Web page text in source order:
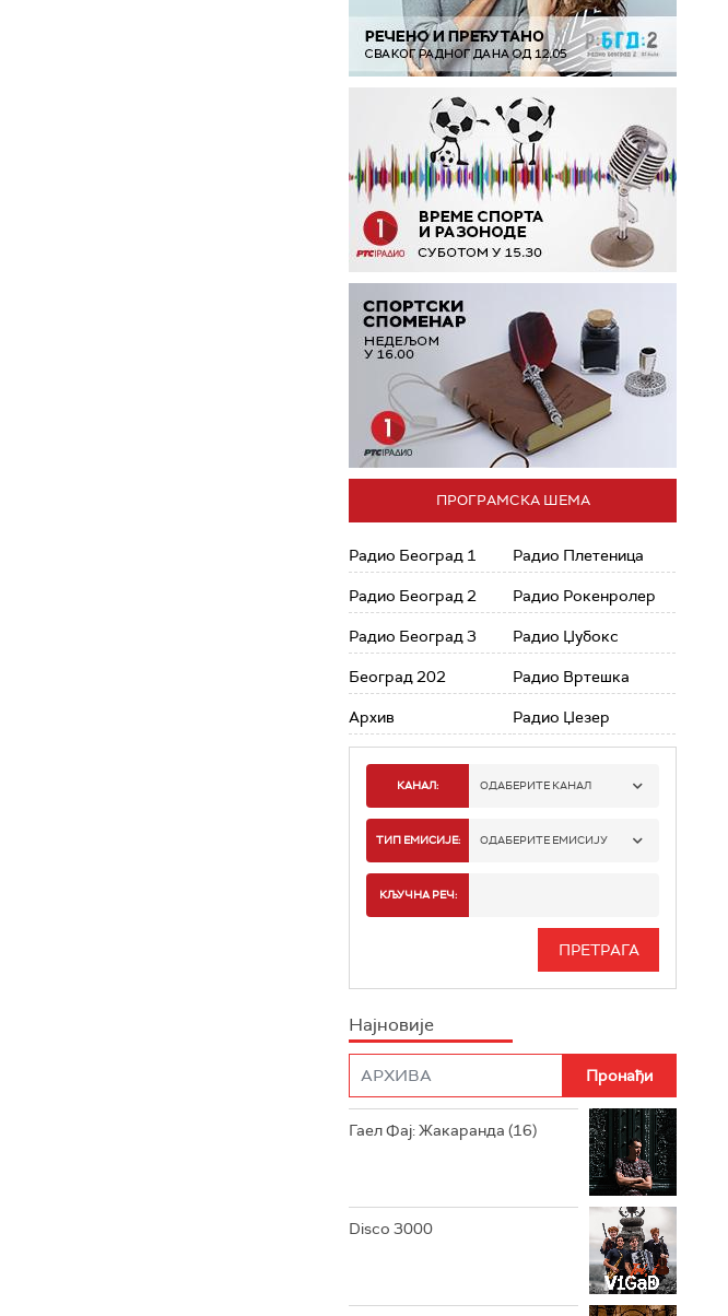
ПРОГРАМСКА ШЕМА
Радио Београд 1
Радио Београд 2
Радио Београд 3
Београд 202
Архив
Радио Плетеница
Радио Рокенролер
Радио Џубокс
Радио Вртешка
Радио Џезер
КАНАЛ: ОДАБЕРИТЕ КАНАЛ
РАДИО БЕОГРАД 1
РАДИО БЕОГРАД 3
РАДИО РОКЕНРОЛЕР
РАДИО ЏУБОКС
РАДИО ВРТЕШКА
РАДИО ЏЕЗЕР
ТИП ЕМИСИЈЕ: ОДАБЕРИТЕ ЕМИСИЈУ
ИНФО
КЉУЧНА РЕЧ:
Најновије
Гаел Фај: Жакаранда (16)
Disco 3000